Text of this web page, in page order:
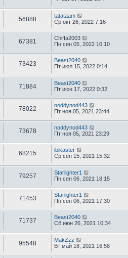
56888
tatataam
Ср окт 26, 2022 7:16
67381
Chiffa2003
Пн сен 05, 2022 16:10
73423
Beast2040
Пт июл 15, 2022 0:14
71884
Beast2040
Пт июн 17, 2022 0:32
78022
noddynod443
Пт ноя 05, 2021 23:44
73678
noddynod443
Пт ноя 05, 2021 23:29
68215
ibikaster
Ср сен 15, 2021 15:32
79257
Starlighter1
Пн сен 06, 2021 18:15
71453
Starlighter1
Пн сен 06, 2021 17:30
71737
Beast2040
Сб июн 26, 2021 10:34
95548
MakZzz
Вт май 18, 2021 16:58